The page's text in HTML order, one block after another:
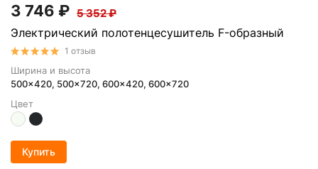
3 746 ₽ 5 352₽
Электрический полотенцесушитель F-образный
1 отзыв
Ширина и высота
500x420, 500x720, 600x420, 600x720
Цвет
Купить